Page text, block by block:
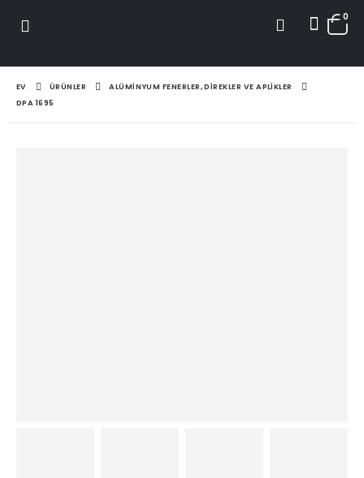
0
EV ÜRÜNLER
ALÜMINYUM FENERLER, DIREKLER VE APLIKLER
DPA 1695